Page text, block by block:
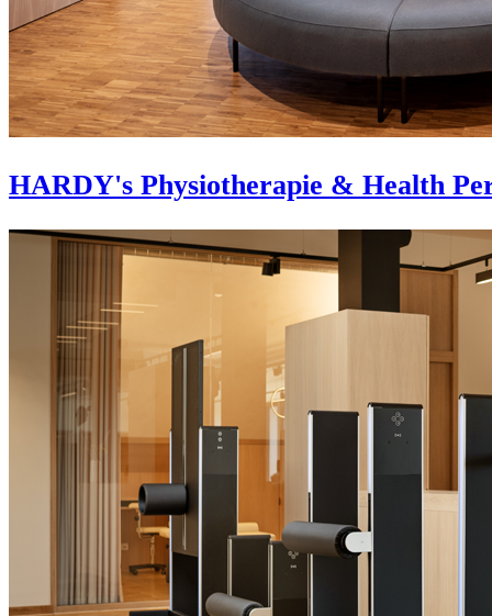
HARDY's Physiotherapie & Health